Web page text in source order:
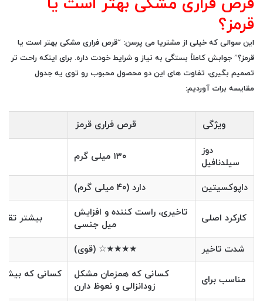
قرمز؟
این سوالی که خیلی از مشتریا می پرسن: “قرص فراری مشکی بهتر است یا
قرمز؟” جوابش کاملاً بستگی به نیاز و شرایط خودت داره. برای اینکه راحت تر
تصمیم بگیری، تفاوت های این دو محصول محبوب رو توی یه جدول
مقایسه برات آوردیم:
ویژگی قرص فراری قرمز
دوز
سیلدنافیل
۱۳۰ میلی گرم
داپوکسیتین دارد (۴۰ میلی گرم)
کارکرد اصلی
تاخیری، راست کننده و افزایش
میل جنسی
بیشتر
شدت تاخیر ★★★★☆ (قوی)
مناسب برای
کسانی که همزمان مشکل
زودانزالی و نعوظ دارن
کسانی که